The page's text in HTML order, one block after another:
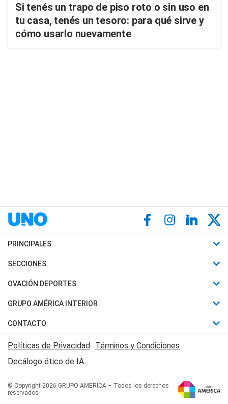
Si tenés un trapo de piso roto o sin uso en
tu casa, tenés un tesoro: para qué sirve y
cómo usarlo nuevamente
PRINCIPALES
Últimas Noticias
Política
Judiciales
Economia
SECCIONES
Horóscopo
Motores
Trucos caseros
Series y Películas
Edictos y Solicitadas
OVACIÓN DEPORTES
Fútbol
Mundial
Automovilismo
Rugby
Básquet
GRUPO AMÉRICA INTERIOR
Canal 7 en Vivo
San Juan 8
CONTACTO
Acerca de Nosotros
Contactanos
Políticas de Privacidad Términos y Condiciones
Decálogo ético de IA
© Copyright 2026 GRUPO AMERICA – Todos los derechos
reservados